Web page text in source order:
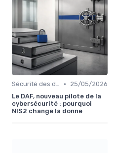
Sécurité des données •
25/05/2026
Le DAF, nouveau pilote de la
cybersécurité : pourquoi
NIS2 change la donne